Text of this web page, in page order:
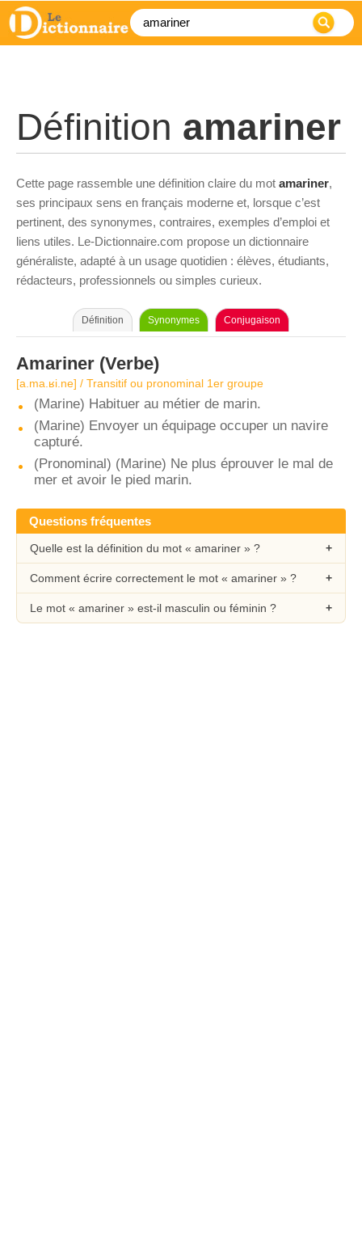
Définition amariner
Cette page rassemble une définition claire du mot amariner,
ses principaux sens en français moderne et, lorsque c’est
pertinent, des synonymes, contraires, exemples d’emploi et
liens utiles. Le-Dictionnaire.com propose un dictionnaire
généraliste, adapté à un usage quotidien : élèves, étudiants,
rédacteurs, professionnels ou simples curieux.
Définition Synonymes Conjugaison
Amariner (Verbe)
[a.ma.ʁi.ne] / Transitif ou pronominal 1er groupe
(Marine) Habituer au métier de marin.
(Marine) Envoyer un équipage occuper un navire
capturé.
(Pronominal) (Marine) Ne plus éprouver le mal de
mer et avoir le pied marin.
Questions fréquentes
Quelle est la définition du mot « amariner » ?
Comment écrire correctement le mot « amariner » ?
Le mot « amariner » est-il masculin ou féminin ?